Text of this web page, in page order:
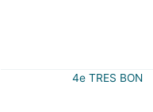
4e TRES BON